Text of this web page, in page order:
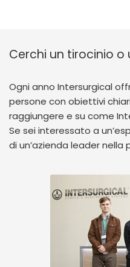
Cerchi un tirocinio o
Ogni anno Intersurgical
persone con obiettivi
raggiungere e su come
Se sei interessato a
di un’azienda leader nella